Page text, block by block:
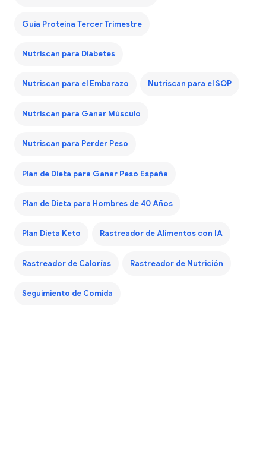
Guía Proteína Tercer Trimestre
Nutriscan para Diabetes
Nutriscan para el Embarazo Nutriscan para el SOP
Nutriscan para Ganar Músculo
Nutriscan para Perder Peso
Plan de Dieta para Ganar Peso España
Plan de Dieta para Hombres de 40 Años
Plan Dieta Keto Rastreador de Alimentos con IA
Rastreador de Calorías Rastreador de Nutrición
Seguimiento de Comida